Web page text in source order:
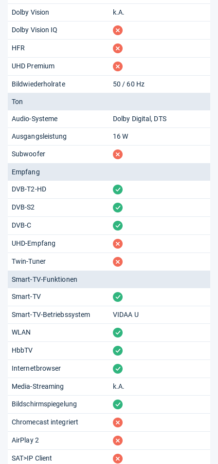
Dolby Vision k.A.
Dolby Vision IQ fehlt
HFR fehlt
UHD Premium fehlt
Bildwiederholrate 50 / 60 Hz
Ton
Audio-Systeme Dolby Digital DTS
Ausgangsleistung 16 W
Subwoofer fehlt
Empfang
DVB-T2-HD vorhanden
DVB-S2 vorhanden
DVB-C vorhanden
UHD-Empfang fehlt
Twin-Tuner fehlt
Smart-TV-Funktionen
Smart-TV vorhanden
Smart-TV-Betriebssystem VIDAA U
WLAN vorhanden
HbbTV vorhanden
Internetbrowser vorhanden
Media-Streaming k.A.
Bildschirmspiegelung vorhanden
Chromecast integriert fehlt
AirPlay 2 fehlt
SAT>IP Client fehlt